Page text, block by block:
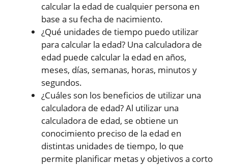
calcular la edad de cualquier persona en
base a su fecha de nacimiento.
¿Qué unidades de tiempo puedo utilizar
para calcular la edad? Una calculadora de
edad puede calcular la edad en años,
meses, días, semanas, horas, minutos y
segundos.
¿Cuáles son los beneficios de utilizar una
calculadora de edad? Al utilizar una
calculadora de edad, se obtiene un
conocimiento preciso de la edad en
distintas unidades de tiempo, lo que
permite planificar metas y objetivos a corto